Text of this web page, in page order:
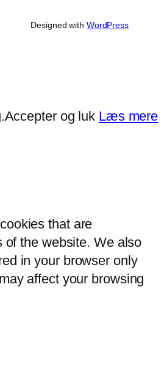
Designed with WordPress
Accepter og luk Læs mere
that are
of the website. We also
in your browser only
affect your browsing